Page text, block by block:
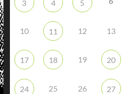
3 4 5
10 11 12 13
17 18 19 20
24 25 26 27